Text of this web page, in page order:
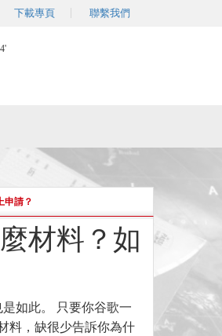
下載專頁 聯繫我們
申請？
材料？如
如此。 只要你谷歌一
料，缺很少告訴你為什